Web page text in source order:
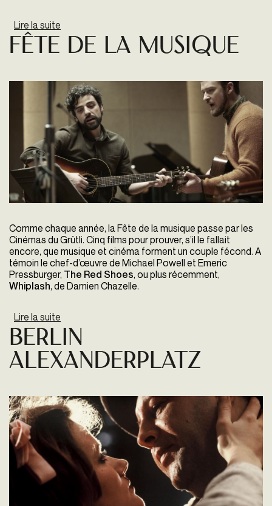
Lire la suite
Fête De La Musique
Comme chaque année, la Fête de la musique passe par les
Cinémas du Grütli. Cinq films pour prouver, s’il le fallait
encore, que musique et cinéma forment un couple fécond. A
témoin le chef-d’œuvre de Michael Powell et Emeric
Pressburger, The Red Shoes, ou plus récemment,
Whiplash, de Damien Chazelle.
Lire la suite
Berlin
Alexanderplatz